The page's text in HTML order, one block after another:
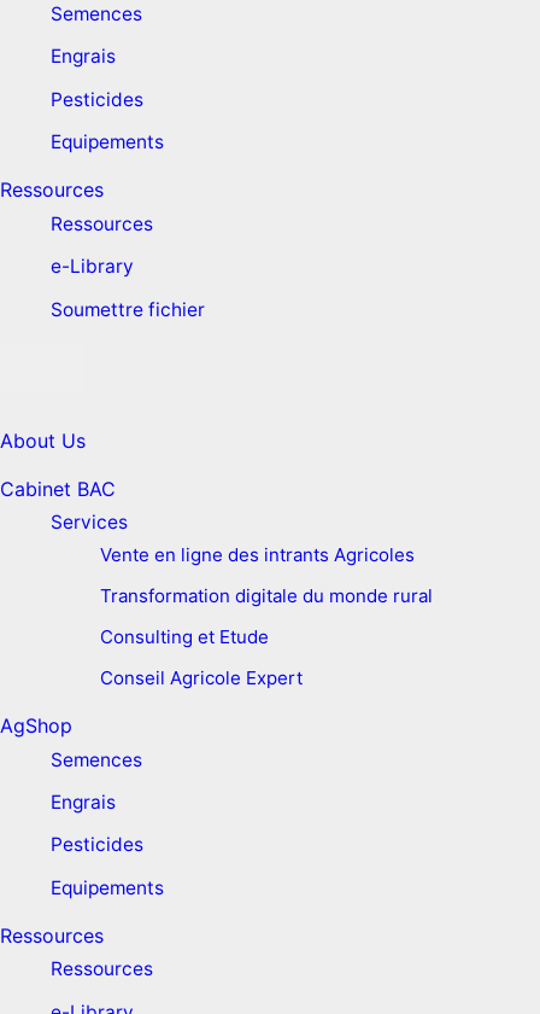
Semences
Engrais
Pesticides
Equipements
Ressources
Ressources
e-Library
Soumettre fichier
About Us
Cabinet BAC
Services
Vente en ligne des intrants Agricoles
Transformation digitale du monde rural
Consulting et Etude
Conseil Agricole Expert
AgShop
Semences
Engrais
Pesticides
Equipements
Ressources
Ressources